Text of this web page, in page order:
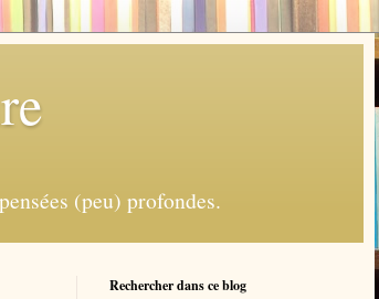
(peu) profondes.
Rechercher dans ce blog